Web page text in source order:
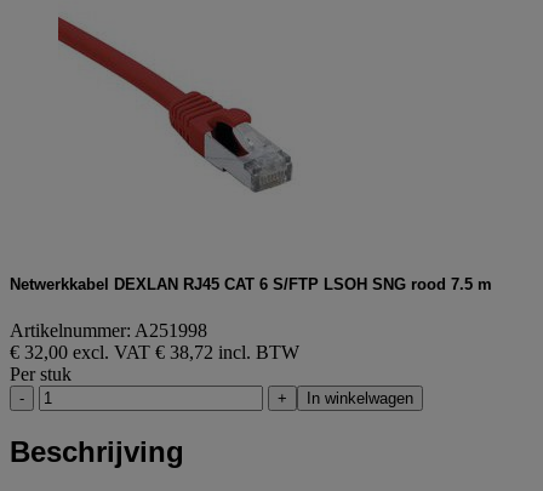
Netwerkkabel DEXLAN RJ45 CAT 6 S/FTP LSOH SNG rood 7.5 m
Artikelnummer: A251998
€ 32,00 excl. VAT € 38,72 incl. BTW
Per stuk
- + In winkelwagen
Beschrijving